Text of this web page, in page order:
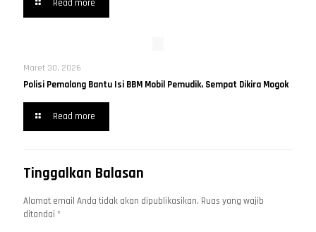
Read more
Maret 30, 2026
Polisi Pemalang Bantu Isi BBM Mobil Pemudik, Sempat Dikira Mogok
Read more
Tinggalkan Balasan
Alamat email Anda tidak akan dipublikasikan. Ruas yang wajib
ditandai *